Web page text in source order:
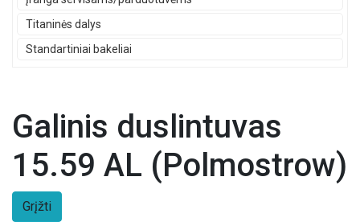
Titaninės dalys
Standartiniai bakeliai
Galinis duslintuvas
15.59 AL (Polmostrow)
Grįžti